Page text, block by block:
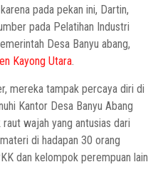
pada pekan ini, Dartin,
pada Pelatihan Industri
Desa Banyu abang,
Kayong Utara
mereka tampak percaya diri di
Kantor Desa Banyu Abang
wajah yang antusias dari
di hadapan 30 orang
dan kelompok perempuan lain